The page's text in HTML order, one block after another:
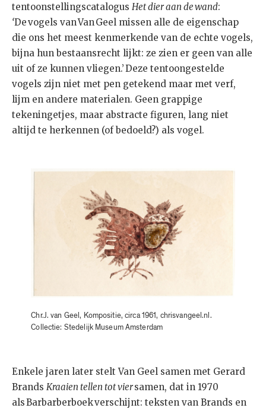
tentoonstellingscatalogus Het dier aan de wand:
‘De vogels van Van Geel missen alle de eigenschap
die ons het meest kenmerkende van de echte vogels,
bijna hun bestaansrecht lijkt: ze zien er geen van alle
uit of ze kunnen vliegen.’ Deze tentoongestelde
vogels zijn niet met pen getekend maar met verf,
lijm en andere materialen. Geen grappige
tekeningetjes, maar abstracte figuren, lang niet
altijd te herkennen (of bedoeld?) als vogel.
Chr.J. van Geel, Kompositie, circa 1961, chrisvangeel.nl.
Collectie: Stedelijk Museum Amsterdam
Enkele jaren later stelt Van Geel samen met Gerard
Brands Kraaien tellen tot viersamen, dat in 1970
als Barbarberboek verschijnt: teksten van Brands en